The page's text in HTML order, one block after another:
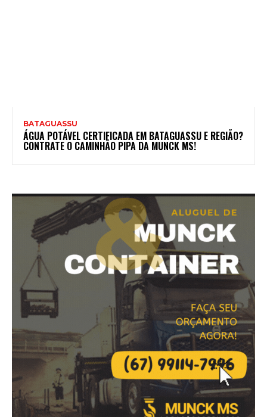
BATAGUASSU
ÁGUA POTÁVEL CERTIFICADA EM BATAGUASSU E REGIÃO?
CONTRATE O CAMINHÃO PIPA DA MUNCK MS!